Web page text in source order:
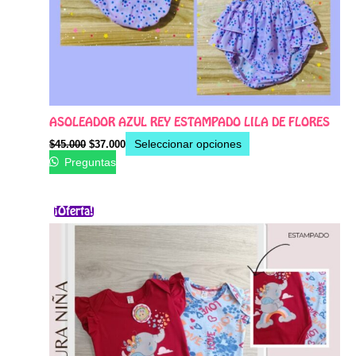
ASOLEADOR AZUL REY ESTAMPADO LILA DE FLORES
$45.000 $37.000 Seleccionar opciones
página
de
producto
Preguntas
¡Oferta!
El
precio
original
producto
tiene
múltiples
variantes.
Las
opciones